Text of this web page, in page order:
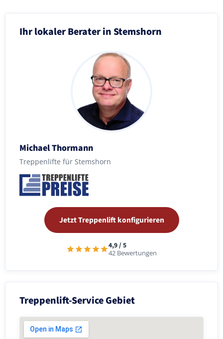
Ihr lokaler Berater in Stemshorn
Michael Thormann
Treppenlifte für Stemshorn
Jetzt Treppenlift konfigurieren
4,9 / 5
42 Bewertungen
Treppenlift-Service Gebiet